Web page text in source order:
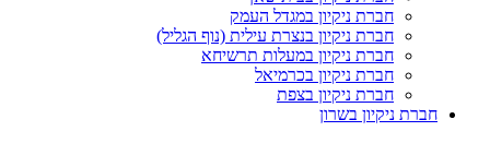
חברת ניקיון במגדל העמק
חברת ניקיון בנצרת עילית (נוף הגליל)
חברת ניקיון במעלות תרשיחא
חברת ניקיון בכרמיאל
חברת ניקיון בצפת
חברת ניקיון בשרון